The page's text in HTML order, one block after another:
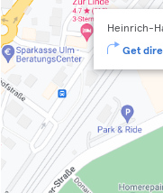
Heinrich-
Get